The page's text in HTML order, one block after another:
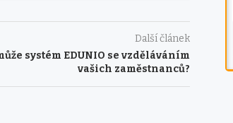
Další článek
systém EDUNIO se vzděláváním
vašich zaměstnanců?